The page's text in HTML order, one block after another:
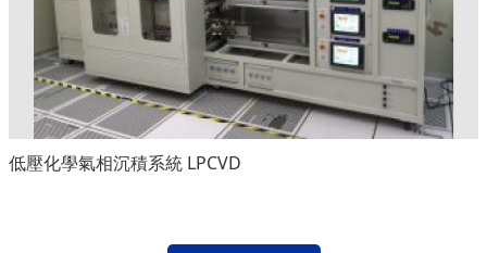
低壓化學氣相沉積系統 LPCVD